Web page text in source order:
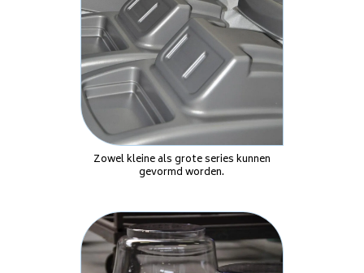
Zowel kleine als grote series kunnen
gevormd worden.